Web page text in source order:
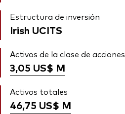
Estructura de inversión
Irish UCITS
Activos de la clase de acciones
3,05 US$ M
Activos totales
46,75 US$ M